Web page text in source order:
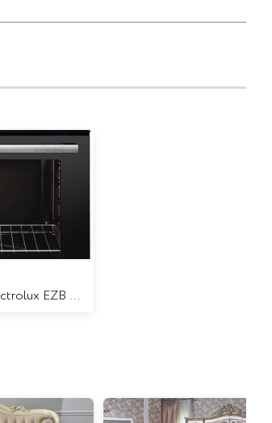
Духовой шкаф Electrolux EZB 52410 AK